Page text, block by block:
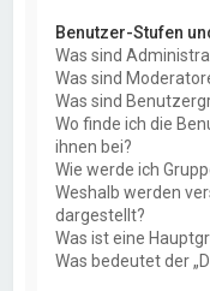
Benutzer-Stufen
Was sind
Was sind
Was sind
Wo finde ich die
ihnen bei?
Wie werde ich
Weshalb werden
dargestellt?
Was ist eine
Was bedeutet der